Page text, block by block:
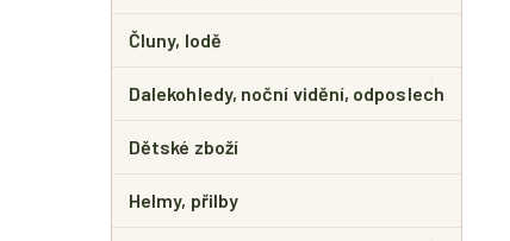
Čluny, lodě
Dalekohledy, noční vidění, odposlech
Dětské zboží
Helmy, přilby